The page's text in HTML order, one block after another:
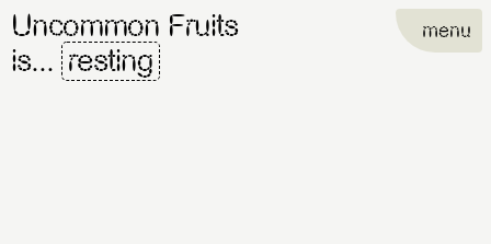
Uncommon Fruits
is... resting
menu